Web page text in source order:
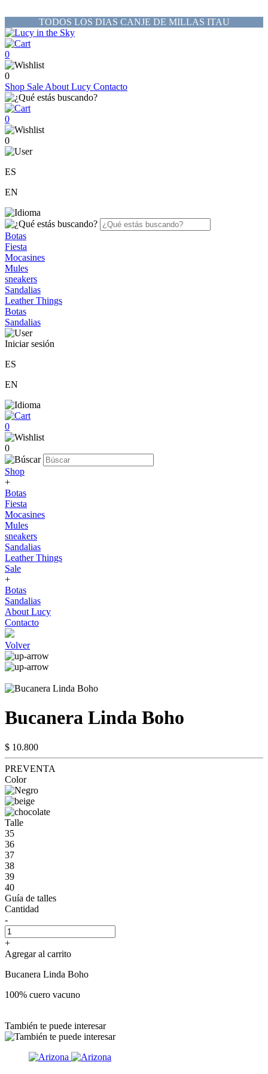
TODOS LOS DIAS CANJE DE MILLAS ITAU
0
0
Shop Sale About Lucy Contacto
0
0
ES
EN
Botas
Fiesta
Mocasines
Mules
sneakers
Sandalias
Leather Things
Botas
Sandalias
Iniciar sesión
ES
EN
0
0
Shop
+
Botas
Fiesta
Mocasines
Mules
sneakers
Sandalias
Leather Things
Sale
+
Botas
Sandalias
About Lucy
Contacto
Volver
Bucanera Linda Boho
$ 10.800
PREVENTA
Color
Talle
35
36
37
38
39
40
Guía de talles
Cantidad
-
+
Agregar al carrito
Bucanera Linda Boho
100% cuero vacuno
También te puede interesar